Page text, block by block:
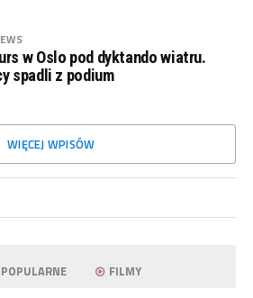
w Oslo pod dyktando wiatru.
spadli z podium
WIĘCEJ WPISÓW
POPULARNE FILMY